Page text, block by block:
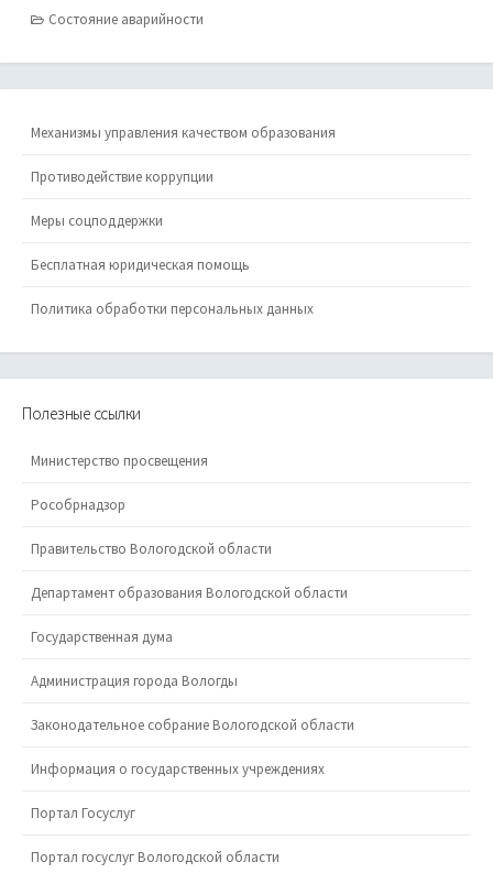
Состояние аварийности
Механизмы управления качеством образования
Противодействие коррупции
Меры соцподдержки
Бесплатная юридическая помощь
Политика обработки персональных данных
Полезные ссылки
Министерство просвещения
Рособрнадзор
Правительство Вологодской области
Департамент образования Вологодской области
Государственная дума
Администрация города Вологды
Законодательное собрание Вологодской области
Информация о государственных учреждениях
Портал Госуслуг
Портал госуслуг Вологодской области